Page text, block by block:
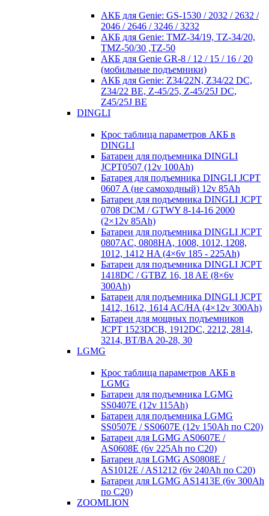
АКБ для Genie: GS-1530 / 2032 / 2632 /
2046 / 2646 / 3246 / 3232
АКБ для Genie: TMZ-34/19, TZ-34/20,
TMZ-50/30 ,TZ-50
АКБ для Genie GR-8 / 12 / 15 / 16 / 20
(мобильные подъемники)
АКБ для Genie: Z34/22N, Z34/22 DC,
Z34/22 BE, Z-45/25, Z-45/25J DC,
Z45/25J BE
DINGLI
Крос таблица параметров АКБ в
DINGLI
Батареи для подъемника DINGLI
JCPT0507 (12v 100Ah)
Батарея для подъемника DINGLI JCPT
0607 A (не самоходный) 12v 85Ah
Батареи для подъемника DINGLI JCPT
0708 DCM / GTWY 8-14-16 2000
(2×12v 85Ah)
Батареи для подъемника DINGLI JCPT
0807AC, 0808HA, 1008, 1012, 1208,
1012, 1412 HA (4×6v 185 - 225Ah)
Батареи для подъемника DINGLI JCPT
1418DC / GTBZ 16, 18 AE (8×6v
300Ah)
Батареи для подъемника DINGLI JCPT
1412, 1612, 1614 AC/HA (4×12v 300Ah)
Батареи для мощных подъемников
JCPT 1523DCB, 1912DC, 2212, 2814,
3214, BT/BA 20-28, 30
LGMG
Крос таблица параметров АКБ в
LGMG
Батареи для подъемника LGMG
SS0407E (12v 115Ah)
Батареи для подъемника LGMG
SS0507E / SS0607E (12v 150Ah по С20)
Батареи для LGMG AS0607E /
AS0608E (6v 225Ah по С20)
Батареи для LGMG AS0808E /
AS1012E / AS1212 (6v 240Ah по С20)
Батареи для LGMG AS1413E (6v 300Ah
по С20)
ZOOMLION